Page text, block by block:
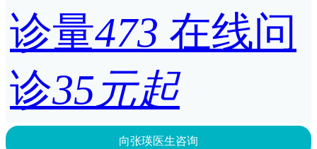
诊量473 在线问
诊35元起
向张瑛医生咨询